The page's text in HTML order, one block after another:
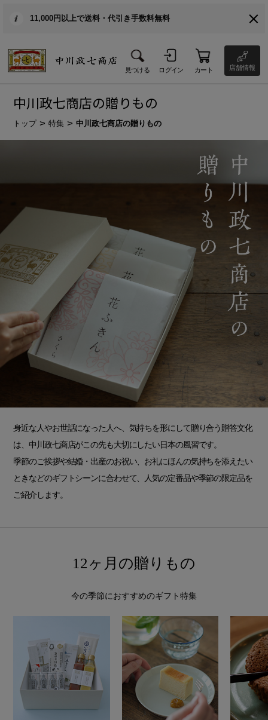
11,000円以上で送料・代引き手数料無料
見つける ログイン カート 店舗情報
中川政七商店の贈りもの
トップ 特集 中川政七商店の贈りもの
身近な人やお世話になった人へ、気持ちを形にして贈り合う贈答文化
は、中川政七商店がこの先も大切にしたい日本の風習です。
季節のご挨拶や結婚・出産のお祝い、お礼にほんの気持ちを添えたい
ときなどのギフトシーンに合わせて、人気の定番品や季節の限定品を
ご紹介します。
12ヶ月の贈りもの
今の季節におすすめのギフト特集